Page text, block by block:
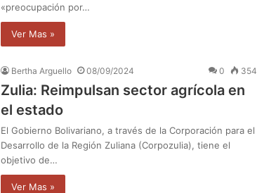
«preocupación por…
Ver Mas »
Bertha Arguello 08/09/2024 0 354
Zulia: Reimpulsan sector agrícola en
el estado
El Gobierno Bolivariano, a través de la Corporación para el
Desarrollo de la Región Zuliana (Corpozulia), tiene el
objetivo de…
Ver Mas »